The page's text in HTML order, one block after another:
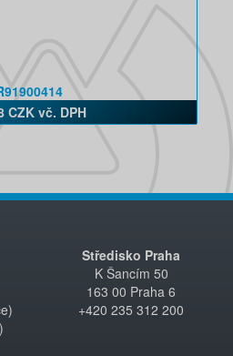
CZK vč. DPH
Středisko Praha
K Šancím 50
163 00 Praha 6
+420 235 312 200